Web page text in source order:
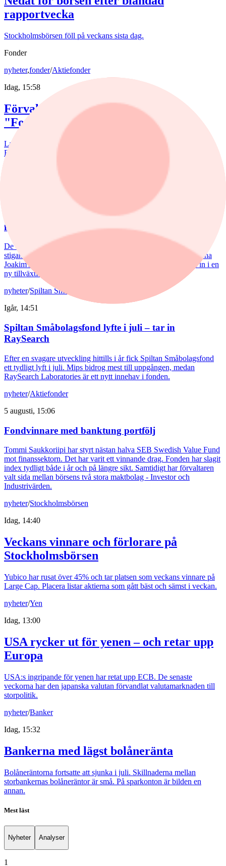
rapportvecka
Stockholmsbörsen föll på veckans sista dag.
Fonder
nyheter,fonder/Aktiefonder
Idag, 15:58
Förvaltaren efter Troax rusning:
"Fortsatt stor potential"
Lancelot Sverige steg 8,6% i juli, mot 2,2% för jämförelseindex.
Rapportvinnarna Mips och Troax bidrog till uppgången. I Troax ser
Försvarsbolag
Försvarsförvaltarna spår ny tillväxtfas: ”Goda
förutsättningar”
De europeiska försvarsbolagen visar rekordstora orderböcker,
stigande omsättning och förbättrade marginaler. Enligt förvaltarna
Joakim Agerback och Shayan Heidari går nu försvarssektorn in i en
ny tillväxtfas.
nyheter/Spiltan Småbolagsfond
Igår, 14:51
Spiltan Småbolagsfond lyfte i juli – tar in
RaySearch
Efter en svagare utveckling hittills i år fick Spiltan Småbolagsfond
ett tydligt lyft i juli. Mips bidrog mest till uppgången, medan
RaySearch Laboratories är ett nytt innehav i fonden.
nyheter/Aktiefonder
5 augusti, 15:06
Fondvinnare med banktung portfölj
Tommi Saukkoriipi har styrt nästan halva SEB Swedish Value Fund
mot finanssektorn. Det har varit ett vinnande drag. Fonden har slagit
index tydligt både i år och på längre sikt. Samtidigt har förvaltaren
valt sida mellan börsens två stora maktbolag - Investor och
Industrivärden.
nyheter/Stockholmsbörsen
Idag, 14:40
Veckans vinnare och förlorare på
Stockholmsbörsen
Yubico har rusat över 45% och tar platsen som veckans vinnare på
Large Cap. Placera listar aktierna som gått bäst och sämst i veckan.
nyheter/Yen
Idag, 13:00
USA rycker ut för yenen – och retar upp
Europa
USA:s ingripande för yenen har retat upp ECB. De senaste
veckorna har den japanska valutan förvandlat valutamarknaden till
storpolitik.
nyheter/Banker
Idag, 15:32
Bankerna med lägst bolåneränta
Bolåneräntorna fortsatte att sjunka i juli. Skillnaderna mellan
storbankernas bolåneräntor är små. På sparkonton är bilden en
annan.
Mest läst
Nyheter Analyser
1